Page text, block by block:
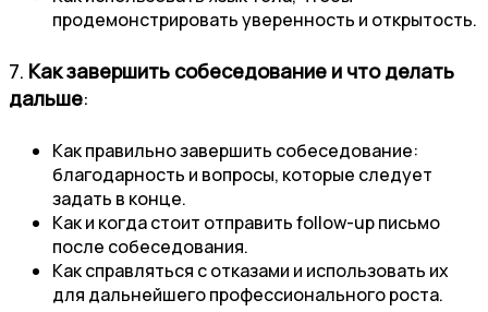
продемонстрировать уверенность и открытость.
7. Как завершить собеседование и что делать
дальше:
Как правильно завершить собеседование:
благодарность и вопросы, которые следует
задать в конце.
Как и когда стоит отправить follow-up письмо
после собеседования.
Как справляться с отказами и использовать их
для дальнейшего профессионального роста.